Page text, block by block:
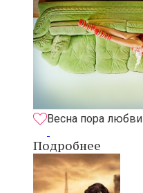
Весна пора любви
Подробнее